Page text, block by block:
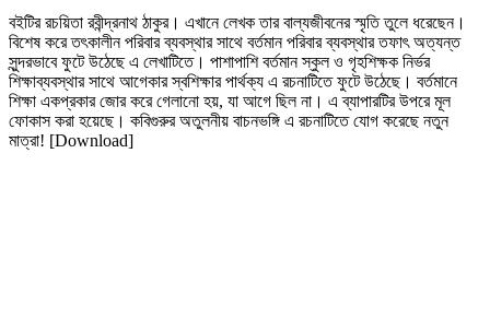
বইটির রচয়িতা রবীন্দ্রনাথ ঠাকুর। এখানে লেখক তার বাল্যজীবনের স্মৃতি তুলে ধরেছেন।
বিশেষ করে তৎকালীন পরিবার ব্যবস্থার সাথে বর্তমান পরিবার ব্যবস্থার তফাৎ অত্যন্ত
সুন্দরভাবে ফুটে উঠেছে এ লেখাটিতে। পাশাপাশি বর্তমান স্কুল ও গৃহশিক্ষক নির্ভর
শিক্ষাব্যবস্থার সাথে আগেকার স্বশিক্ষার পার্থক্য এ রচনাটিতে ফুটে উঠেছে। বর্তমানে
শিক্ষা একপ্রকার জোর করে গেলানো হয়, যা আগে ছিল না। এ ব্যাপারটির উপরে মূল
ফোকাস করা হয়েছে। কবিগুরুর অতুলনীয় বাচনভঙ্গি এ রচনাটিতে যোগ করেছে নতুন
মাত্রা! [Download]